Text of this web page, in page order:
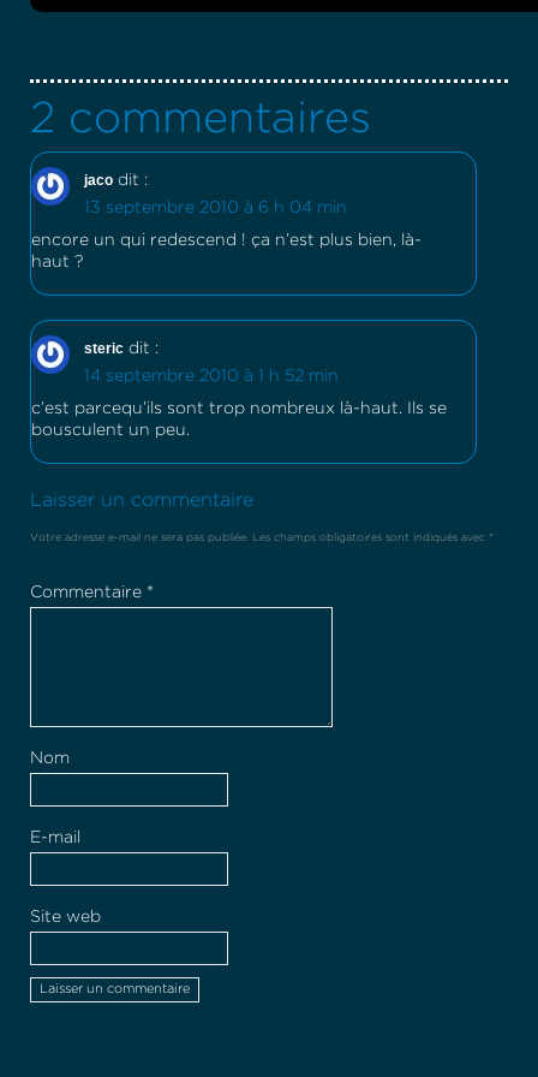
2 commentaires
jaco dit :
13 septembre 2010 à 6 h 04 min
encore un qui redescend ! ça n’est plus bien, là-
haut ?
steric dit :
14 septembre 2010 à 1 h 52 min
c’est parcequ’ils sont trop nombreux là-haut. Ils se
bousculent un peu.
Laisser un commentaire
Votre adresse e-mail ne sera pas publiée. Les champs obligatoires sont indiqués avec *
Commentaire *
Nom
E-mail
Site web